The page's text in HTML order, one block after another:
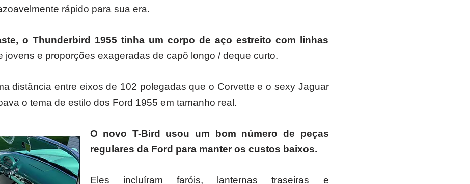
rápido para sua era.
o Thunderbird 1955 tinha um corpo de aço estreito com linhas
jovens e proporções exageradas de capô longo / deque curto.
distância entre eixos de 102 polegadas que o Corvette e o sexy Jaguar
o tema de estilo dos Ford 1955 em tamanho real.
O novo T-Bird usou um bom número de peças
regulares da Ford para manter os custos baixos.
Eles incluíram faróis, lanternas traseiras e